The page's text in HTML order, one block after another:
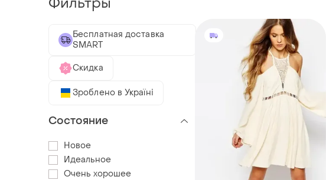
Бесплатная доставка
SMART
Скидка
Зроблено в Україні
Состояние
Новое
Идеальное
Очень хорошее